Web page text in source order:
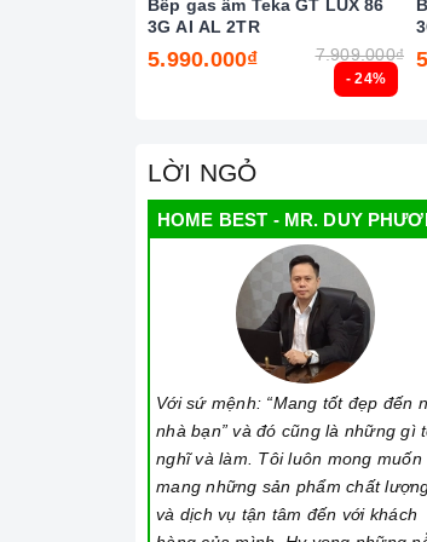
Lưu ý khi chọn nồi nấu
Bếp gascó thể nấu được tất cả
Cần chọn đáy nồi nhẵn và
Không sử dụng dụng cụ nấu
đồng thời dễ ảnh hưởng không
Nên chọn nồi có đường kính
thông thường khoảng từ 10 -
Lưu ý trong quá trình nấu
Đảm bảo đọc hướng dẫn sử
- 24%
Bếp gas âm Teka GT LUX 86
3G AI AL 2TR
5.990.000₫ 7.909.000₫
LỜI NGỎ
HOME BEST - MR. DUY
Với sứ mệnh: “Mang tốt đẹp đến
nhà bạn” và đó cũng là những gì
nghĩ và làm. Tôi luôn mong muốn
mang những sản phẩm chất
và dịch vụ tận tâm đến với khách